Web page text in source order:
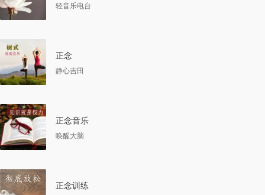
轻音乐电台
正念
静心吉田
正念音乐
唤醒大脑
正念训练